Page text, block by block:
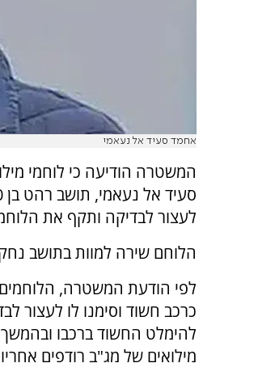
אחמד סעיד אל נעאמי
המשטרה הודיעה כי לוחמי
לעצור לבדיקה ותקף את
הלוחם שירה למוות בתושב
לפי הודעת המשטרה,
כרכב חשוד וסימנו לו לעצור
להימלט החשוד ברכבו
מילואים של מג"ב רודפים